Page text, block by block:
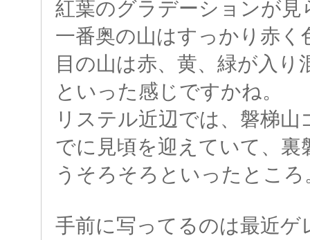
紅葉のグラデーションが見
一番奥の山はすっかり赤く
目の山は赤、黄、緑が入り
といった感じですかね。
リステル近辺では、磐梯
でに見頃を迎えていて、裏
うそろそろといったところ
手前に写ってるのは最近ゲ